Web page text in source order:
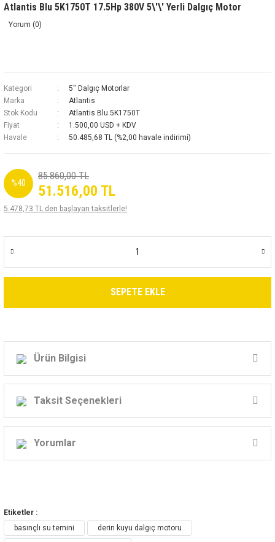
Atlantis Blu 5K1750T 17.5Hp 380V 5\'\' Yerli Dalgıç Motor
Yorum (0)
Kategori
5'' Dalgıç Motorlar
Marka
Atlantis
Stok Kodu
Atlantis Blu 5K1750T
Fiyat
1.500,00 USD + KDV
Havale
50.485,68 TL (%2,00 havale indirimi)
%40
85.860,00 TL
51.516,00 TL
5.478,73 TL den başlayan taksitlerle!
SEPETE EKLE
Ürün Bilgisi
Atlantis 5K Serisi 5''
Yerli Dalgıç Motor Modelleri
*MODELİNE GÖRE DİREKT VEYA YILDIZ-ÜÇGEN KALKIŞ
Taksit Seçenekleri
Yorumlar
Yorum Yaz
Etiketler :
basınçlı su temini
derin kuyu dalgıç motoru